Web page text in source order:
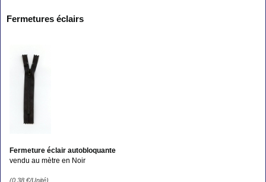
Fermetures éclairs
Fermeture éclair autobloquante
vendu au mètre en Noir
(0.38 €/Unité)